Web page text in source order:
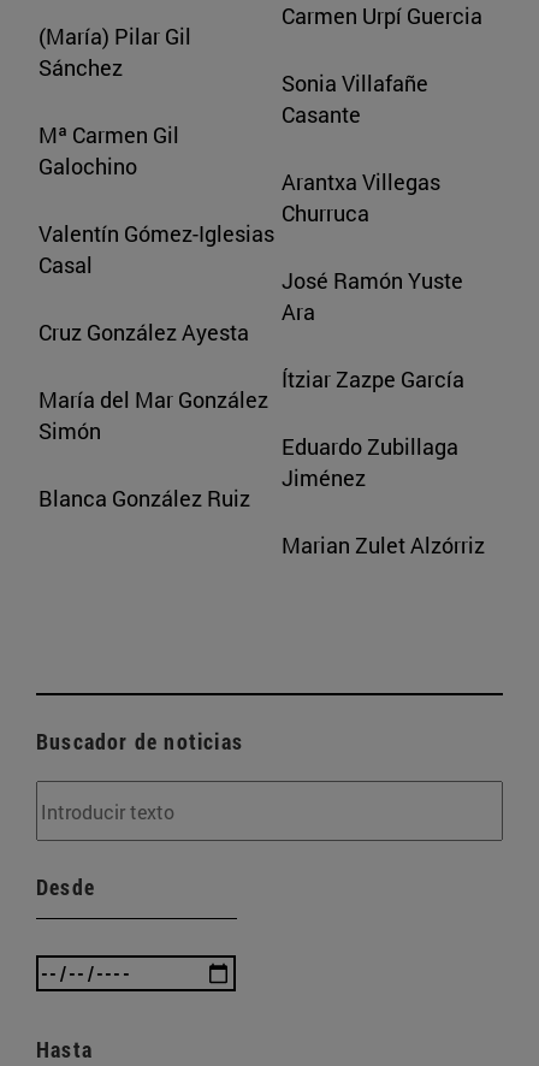
(María) Pilar Gil
Sánchez
Mª Carmen Gil
Galochino
Valentín Gómez-Iglesias
Casal
Cruz González Ayesta
María del Mar González
Simón
Blanca González Ruiz
Carmen Urpí Guercia
Sonia Villafañe
Casante
Arantxa Villegas
Churruca
José Ramón Yuste
Ara
Ítziar Zazpe García
Eduardo Zubillaga
Jiménez
Marian Zulet Alzórriz
Buscador de noticias
Desde
Hasta